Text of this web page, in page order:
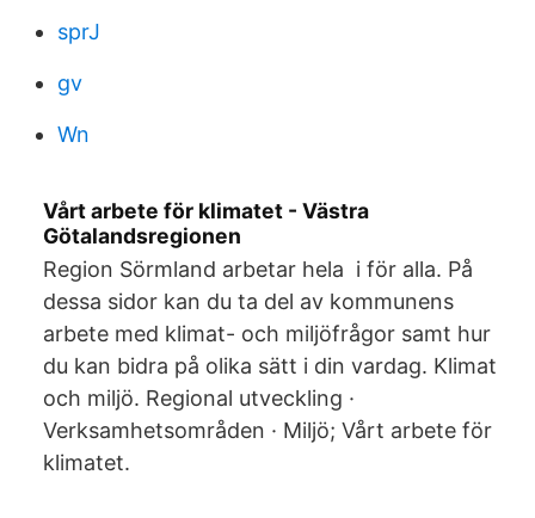
sprJ
gv
Wn
Vårt arbete för klimatet - Västra
Götalandsregionen
Region Sörmland arbetar hela i för alla. På
dessa sidor kan du ta del av kommunens
arbete med klimat- och miljöfrågor samt hur
du kan bidra på olika sätt i din vardag. Klimat
och miljö. Regional utveckling ·
Verksamhetsområden · Miljö; Vårt arbete för
klimatet.